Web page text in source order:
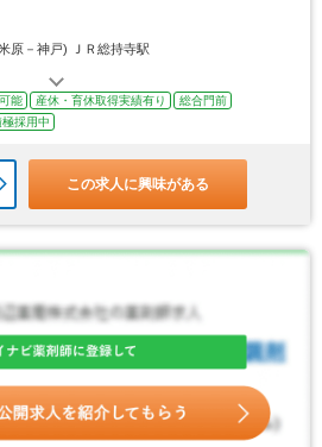
原－神戸) ＪＲ総持寺駅
能 産休・育休取得実績有り
総合門前
極採用中
この求人に興味がある